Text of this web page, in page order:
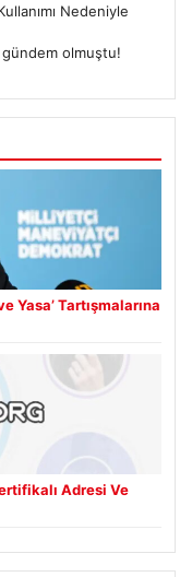
Nedeniyle
gündem olmuştu!
Yasa’ Tartışmalarına
Adresi Ve